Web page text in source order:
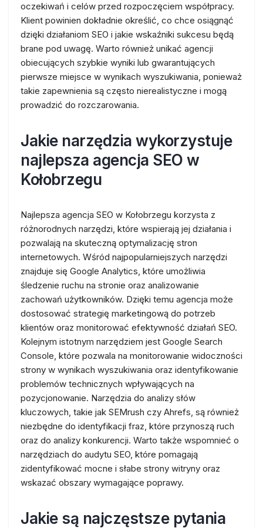
oczekiwań i celów przed rozpoczęciem współpracy.
Klient powinien dokładnie określić, co chce osiągnąć
dzięki działaniom SEO i jakie wskaźniki sukcesu będą
brane pod uwagę. Warto również unikać agencji
obiecujących szybkie wyniki lub gwarantujących
pierwsze miejsce w wynikach wyszukiwania, ponieważ
takie zapewnienia są często nierealistyczne i mogą
prowadzić do rozczarowania.
Jakie narzędzia wykorzystuje
najlepsza agencja SEO w
Kołobrzegu
Najlepsza agencja SEO w Kołobrzegu korzysta z
różnorodnych narzędzi, które wspierają jej działania i
pozwalają na skuteczną optymalizację stron
internetowych. Wśród najpopularniejszych narzędzi
znajduje się Google Analytics, które umożliwia
śledzenie ruchu na stronie oraz analizowanie
zachowań użytkowników. Dzięki temu agencja może
dostosować strategię marketingową do potrzeb
klientów oraz monitorować efektywność działań SEO.
Kolejnym istotnym narzędziem jest Google Search
Console, które pozwala na monitorowanie widoczności
strony w wynikach wyszukiwania oraz identyfikowanie
problemów technicznych wpływających na
pozycjonowanie. Narzędzia do analizy słów
kluczowych, takie jak SEMrush czy Ahrefs, są również
niezbędne do identyfikacji fraz, które przynoszą ruch
oraz do analizy konkurencji. Warto także wspomnieć o
narzędziach do audytu SEO, które pomagają
zidentyfikować mocne i słabe strony witryny oraz
wskazać obszary wymagające poprawy.
Jakie są najczęstsze pytania